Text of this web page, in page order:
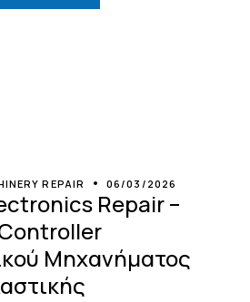
REPAIR 06/03/2026
Repair –
Μηχανήματος